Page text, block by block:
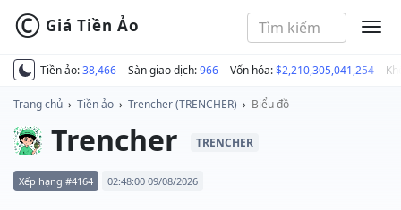
Tiền ảo:38,466 Sàn giao dịch:966 Vốn hóa:$2,210,305,041,254
© Giá Tiền Ảo
Trang chủ › Tiền ảo › Trencher (TRENCHER) › Biểu đồ
Trencher TRENCHER
Xếp hạng #4164 02:48:00 09/08/2026